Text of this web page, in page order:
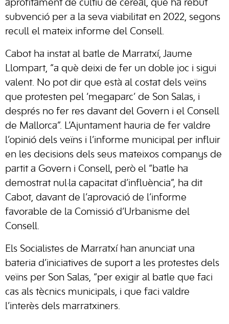
aprofitament de cultiu de cereal, que ha rebut
subvenció per a la seva viabilitat en 2022, segons
recull el mateix informe del Consell.
Cabot ha instat al batle de Marratxí, Jaume
Llompart, “a què deixi de fer un doble joc i sigui
valent. No pot dir que està al costat dels veïns
que protesten pel ‘megaparc’ de Son Salas, i
després no fer res davant del Govern i el Consell
de Mallorca”. L’Ajuntament hauria de fer valdre
l’opinió dels veïns i l’informe municipal per influir
en les decisions dels seus mateixos companys de
partit a Govern i Consell, però el “batle ha
demostrat nul·la capacitat d’influència”, ha dit
Cabot, davant de l’aprovació de l’informe
favorable de la Comissió d’Urbanisme del
Consell.
Els Socialistes de Marratxí han anunciat una
bateria d’iniciatives de suport a les protestes dels
veïns per Son Salas, “per exigir al batle que faci
cas als tècnics municipals, i que faci valdre
l’interès dels marratxiners.